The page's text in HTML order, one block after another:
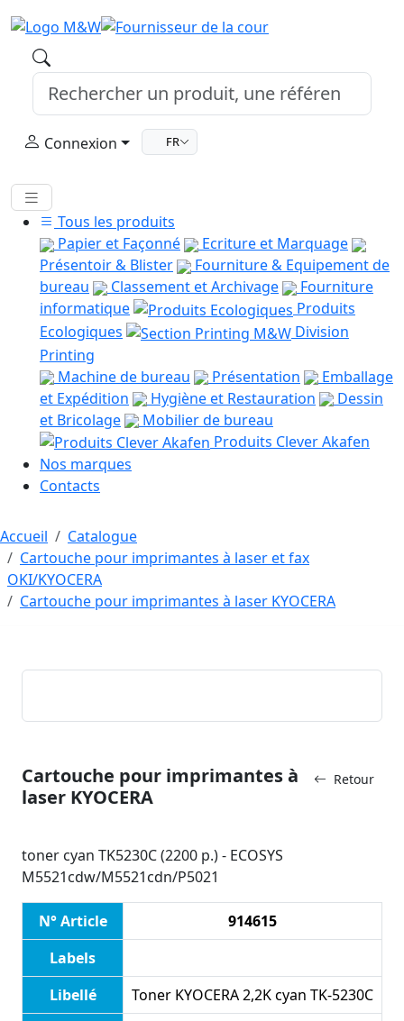
Connexion FR
Tous les produits
Papier et Façonné
Ecriture et Marquage
Présentoir & Blister
Fourniture & Equipement de
bureau
Classement et Archivage
Fourniture
informatique
Produits
Ecologiques
Division
Printing
Machine de bureau
Présentation
Emballage
et Expédition
Hygiène et Restauration
Dessin
et Bricolage
Mobilier de bureau
Produits Clever Akafen
Nos marques
Contacts
Accueil
Catalogue
Cartouche pour imprimantes à laser et fax
OKI/KYOCERA
Cartouche pour imprimantes à laser KYOCERA
Retour
Cartouche pour imprimantes à
laser KYOCERA
toner cyan TK5230C (2200 p.) - ECOSYS
M5521cdw/M5521cdn/P5021
N° Article
914615
Labels
Libellé
Toner KYOCERA 2,2K cyan TK-5230C